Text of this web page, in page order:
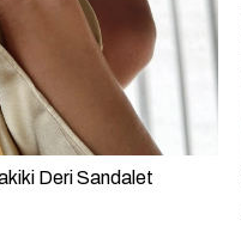
Deri Sandalet